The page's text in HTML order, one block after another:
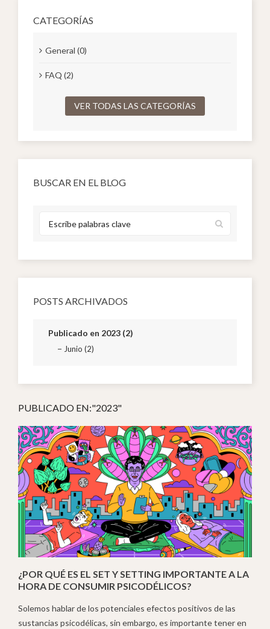
CATEGORÍAS
General (0)
FAQ (2)
VER TODAS LAS CATEGORÍAS
BUSCAR EN EL BLOG
POSTS ARCHIVADOS
Publicado en 2023 (2)
Junio (2)
PUBLICADO EN:"2023"
¿POR QUÉ ES EL SET Y SETTING IMPORTANTE A LA
HORA DE CONSUMIR PSICODÉLICOS?
Solemos hablar de los potenciales efectos positivos de las
sustancias psicodélicas, sin embargo, es importante tener en